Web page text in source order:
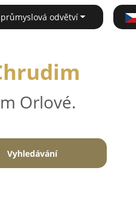
odvětví
Orlové.
Vyhledávání